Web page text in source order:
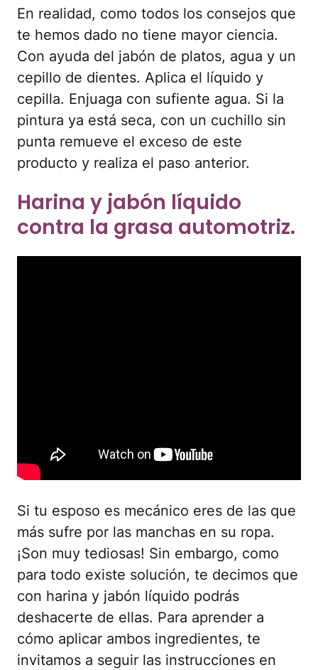
En realidad, como todos los consejos que
te hemos dado no tiene mayor ciencia.
Con ayuda del jabón de platos, agua y un
cepillo de dientes. Aplica el líquido y
cepilla. Enjuaga con sufiente agua. Si la
pintura ya está seca, con un cuchillo sin
punta remueve el exceso de este
producto y realiza el paso anterior.
Harina y jabón líquido
contra la grasa automotriz.
Si tu esposo es mecánico eres de las que
más sufre por las manchas en su ropa.
¡Son muy tediosas! Sin embargo, como
para todo existe solución, te decimos que
con harina y jabón líquido podrás
deshacerte de ellas. Para aprender a
cómo aplicar ambos ingredientes, te
invitamos a seguir las instrucciones en